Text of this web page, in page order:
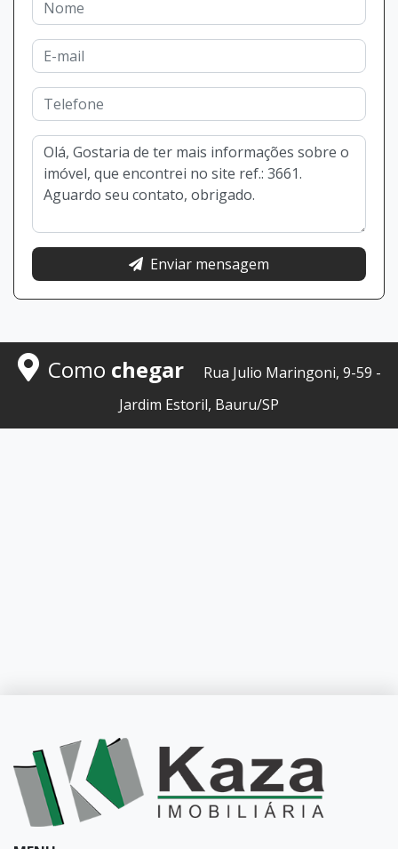
Enviar mensagem
Como chegar
Rua Julio Maringoni, 9-59 -
Jardim Estoril, Bauru/SP